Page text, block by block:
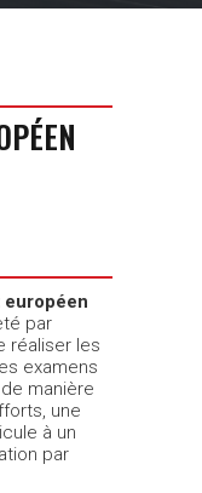
par
réaliser les
examens
manière
une
à un
par